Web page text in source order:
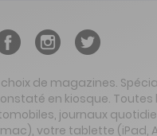
de magazines.
en kiosque.
journaux
votre tablette (iPad,